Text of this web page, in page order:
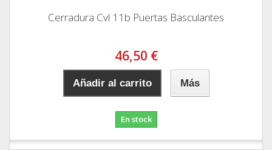
Cerradura Cvl 11b Puertas Basculantes
46,50 €
Añadir al carrito Más
En stock